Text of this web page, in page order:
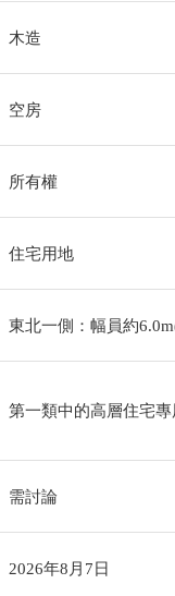
木造
空房
所有權
住宅用地
東北一側：幅員約
第一類中的高層住宅專
需討論
2026年8月7日